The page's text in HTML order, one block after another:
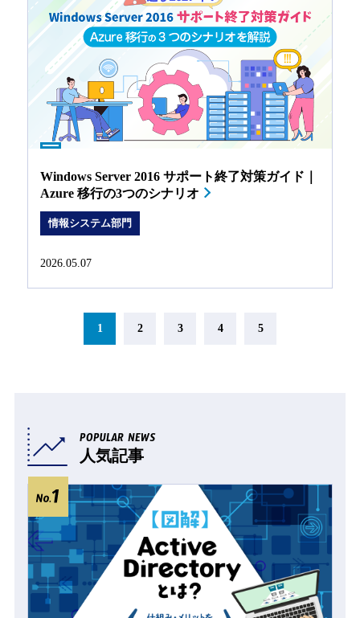
Windows Server 2016 サポート終了対策ガイド｜
Azure 移行の3つのシナリオ
情報システム部門
2026.05.07
1 2 3 4 5
POPULAR NEWS
人気記事